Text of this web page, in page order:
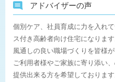
アドバイザーの声
個別ケア、社員育成に力を入れ
ス付き高齢者向け住宅になります
風通しの良い職場づくりを皆様
ご利用者様やご家族に寄り添い
提供出来る方を希望しております